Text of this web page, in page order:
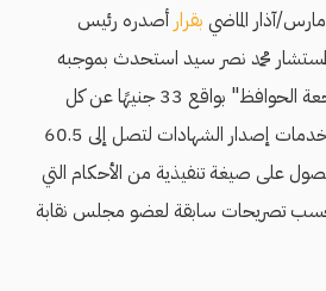
آذار الماضي بقرار أصدره رئيس
محمد نصر سيد استحدث بموجبه
رسمًا جديدًا بمسمى "مراجعة الحوافظ" بواقع 33 جنيهًا عن كل
ورقة، كما "يغالي في رسوم خدمات إصدار الشهادات لتصل إلى 60.5
على صيغة تنفيذية من الأحكام التي
جنيهًا"، حسب تصريحات سابقة لعضو مجلس نقابة